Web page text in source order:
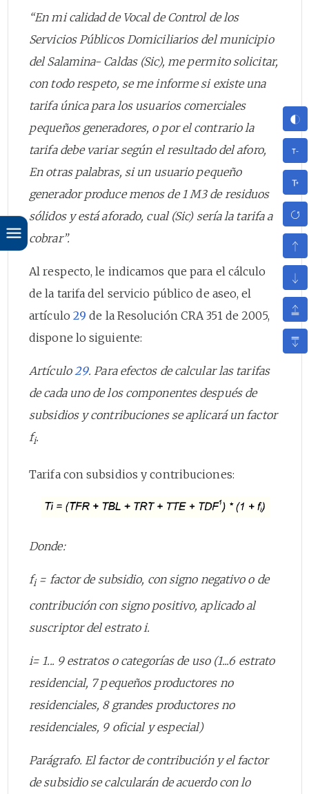
“En mi calidad de Vocal de Control de los
Servicios Públicos Domiciliarios del municipio
del Salamina- Caldas (Sic), me permito solicitar,
con todo respeto, se me informe si existe una
tarifa única para los usuarios comerciales
pequeños generadores, o por el contrario la
tarifa debe variar según el resultado del aforo,
En otras palabras, si un usuario pequeño
generador produce menos de 1 M3 de residuos
sólidos y está aforado, cual (Sic) sería la tarifa a
cobrar”.
Al respecto, le indicamos que para el cálculo
de la tarifa del servicio público de aseo, el
artículo 29 de la Resolución CRA 351 de 2005,
dispone lo siguiente:
Artículo 29. Para efectos de calcular las tarifas
de cada uno de los componentes después de
subsidios y contribuciones se aplicará un factor
fi.
Tarifa con subsidios y contribuciones:
Donde:
fi= factor de subsidio, con signo negativo o de
contribución con signo positivo, aplicado al
suscriptor del estrato i.
i= 1... 9 estratos o categorías de uso (1...6 estrato
residencial, 7 pequeños productores no
residenciales, 8 grandes productores no
residenciales, 9 oficial y especial)
Parágrafo. El factor de contribución y el factor
de subsidio se calcularán de acuerdo con lo